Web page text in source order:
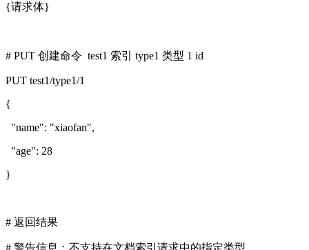
{请求体}
# PUT 创建命令 test1 索引 type1 类型 1 id
PUT test1/type1/1
{
"name": "xiaofan",
"age": 28
}
# 返回结果